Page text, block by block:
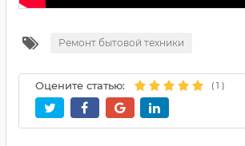
Ремонт бытовой техники
Оцените статью: ( 1 )